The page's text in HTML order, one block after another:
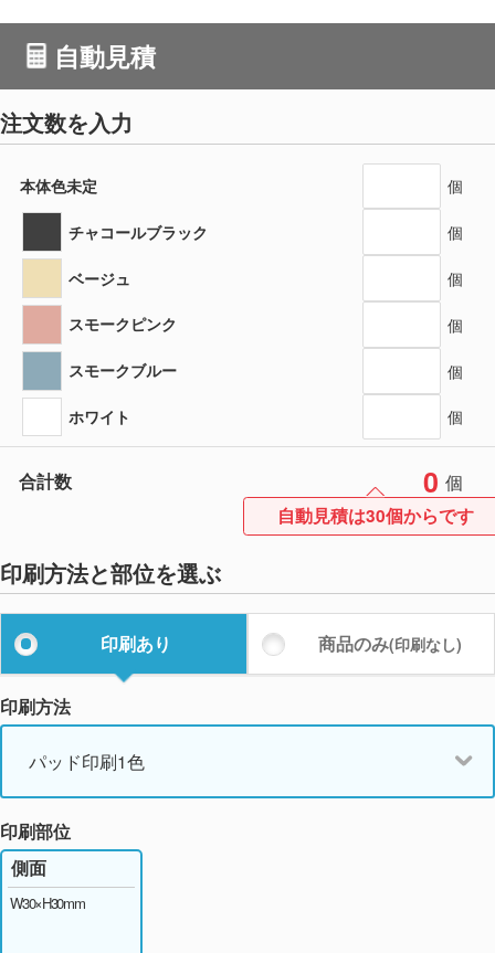
自動見積
注文数を入力
本体色未定 個
チャコールブラック 個
ベージュ 個
スモークピンク 個
スモークブルー 個
ホワイト 個
合計数 0 個
自動見積は30個からです
印刷方法と部位を選ぶ
印刷あり 商品のみ(印刷なし)
印刷方法
パッド印刷1色
印刷部位
側面
W30×H30mm